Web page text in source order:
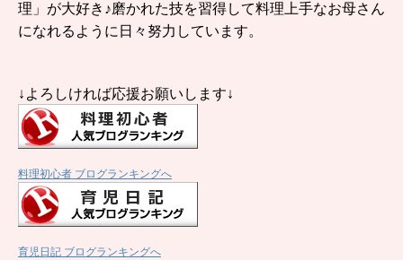
理」が大好き♪磨かれた技を習得して料理上手なお母さん
になれるように日々努力しています。
↓よろしければ応援お願いします↓
料理初心者 ブログランキングへ
育児日記 ブログランキングへ